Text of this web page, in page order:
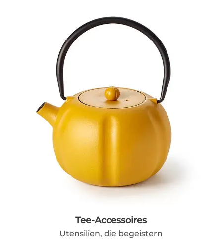
Tee-Accessoires
Utensilien, die begeistern